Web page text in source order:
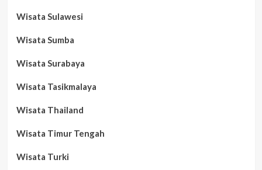
Wisata Sulawesi
Wisata Sumba
Wisata Surabaya
Wisata Tasikmalaya
Wisata Thailand
Wisata Timur Tengah
Wisata Turki